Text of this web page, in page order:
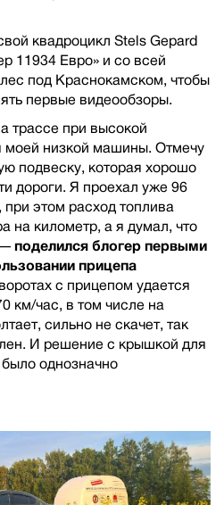
квадроцикл Stels Gepard
11934 Евро» и со всей
под Краснокамском, чтобы
первые видеообзоры.
трассе при высокой
моей низкой машины. Отмечу
подвеску, которая хорошо
дороги. Я проехал уже 96
этом расход топлива
на километр, а я думал, что
поделился блогер первыми
прицепа
с прицепом удается
км/час, в том числе на
сильно не скачет, так
И решение с крышкой для
однозначно